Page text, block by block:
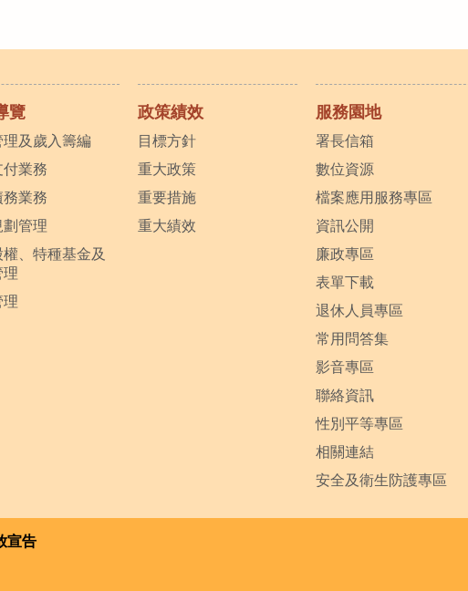
覽
理及歲入籌編
付業務
業務
劃管理
、特種基金及
理
理
政策績效
目標方針
重大政策
重要措施
重大績效
服務園地
署長信箱
數位資源
檔案應用服務專區
資訊公開
廉政專區
表單下載
退休人員專區
常用問答集
影音專區
聯絡資訊
性別平等專區
相關連結
安全及衛生防護專區
宣告